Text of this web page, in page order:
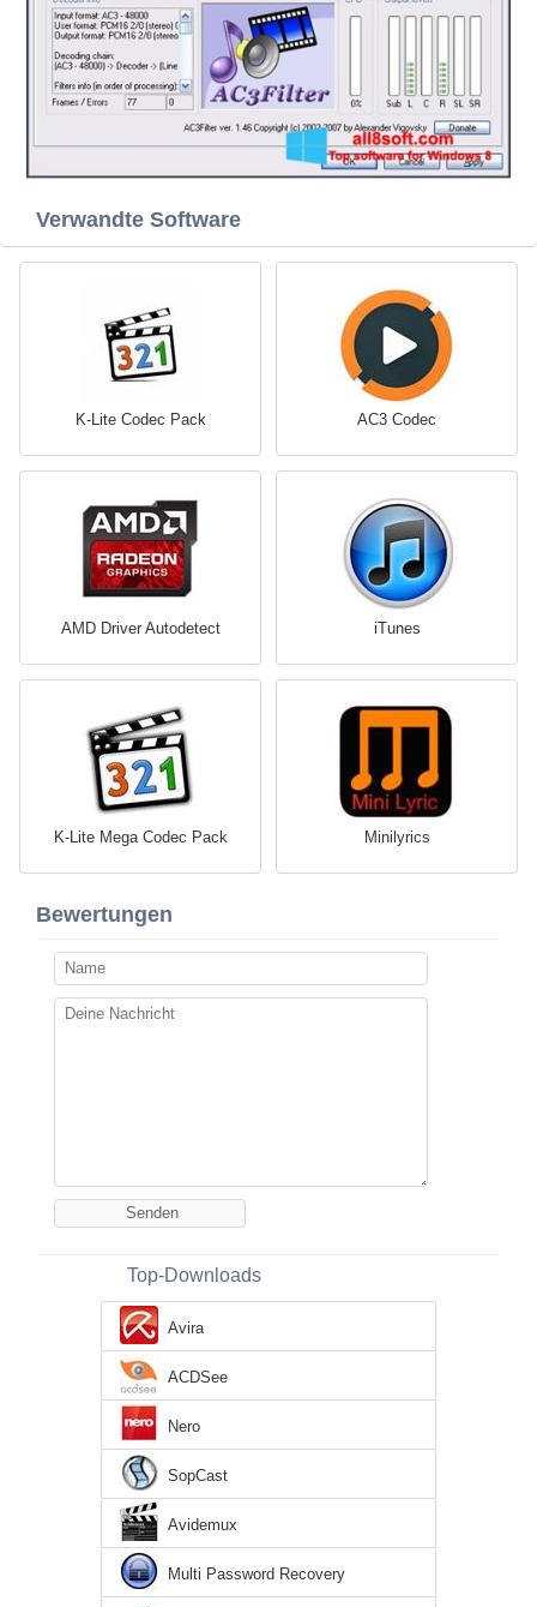
Verwandte Software
K-Lite Codec Pack AC3 Codec
AMD Driver Autodetect iTunes
K-Lite Mega Codec Pack Minilyrics
Bewertungen
Top-Downloads
Avira
ACDSee
Nero
SopCast
Avidemux
Multi Password Recovery